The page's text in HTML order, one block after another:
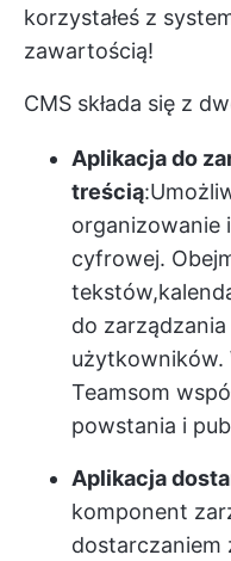
korzystałeś z
zawartością!
CMS składa się z
Aplikacja do
treścią
organizowanie
cyfrowej.
tekstów,
do
użytkowników.
Teamsom
powstania i
Aplikacja
komponent
dostarczaniem